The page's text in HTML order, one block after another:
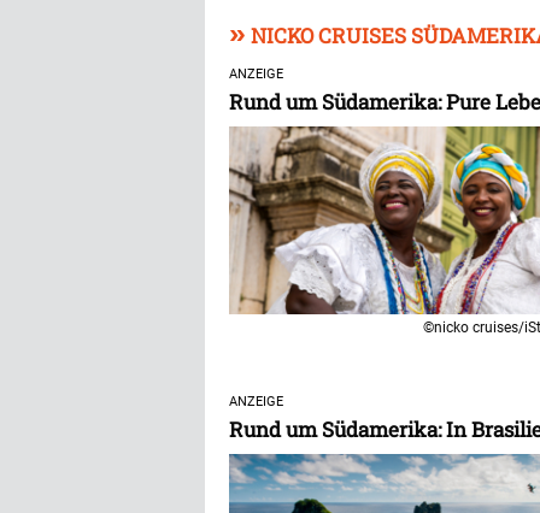
» NICKO CRUISES
ANZEIGE
Rund um Südamerika: Pure
©nicko cruises/
ANZEIGE
Rund um Südamerika: In